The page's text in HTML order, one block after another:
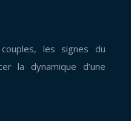
les signes du
la dynamique d’une